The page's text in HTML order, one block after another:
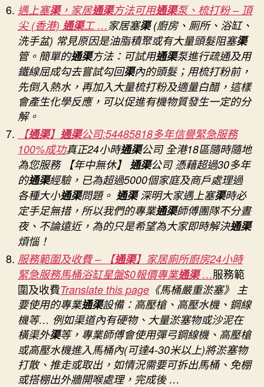
遇上塞渠，家居通渠方法可用通渠泵、梳打粉 – 頂
尖 (香港) 通渠工 …家居塞渠(廚房、厠所、浴缸、
洗手盆) 常見原因是油脂積聚或有大量頭髮阻塞渠
管。簡單的通渠方法：可試用通渠泵進行疏通及用
鐵線屈成勾去嘗試勾回渠內的頭髮；用梳打粉前，
先倒入熱水，再加入大量梳打粉及適量白醋，這樣
會產生化學反應，可以促進有機物質發生一定的分
解。
【通渠】 通渠公司:54485818多年信譽緊急服務
100%成功真正24小時通渠公司 全港18區隨時隨地
為您服務 【年中無休】 通渠公司 憑藉超過30多年
的通渠經驗，已為超過5000個家庭及商戶處理過
各種大小通渠問題。 通渠深明大家遇上塞渠時必
定手足無措，所以我們的專業通渠師傅團隊不分晝
夜、不論遠近，為的只是希望為大家即時解決通渠
煩惱！
服務範圍及收費 – 【通渠】家居廁所廚房24小時
緊急服務馬桶浴缸星盤$0報價專業通渠…服務範
圍及收費Translate this page 《馬桶嚴重淤塞》 主
要使用的專業通渠設備：高壓槍、高壓水機、鋼線
機等… 例如渠道內有硬物、大量淤塞物或沙泥在
橫渠外渠等，專業師傅會使用彈弓鋼線機、高壓槍
或高壓水機進入馬桶內(可達4-30米以上)將淤塞物
打散、推走或取出，如情況需要可拆出馬桶、免棚
或搭棚出外牆開喉處理，完成後 …